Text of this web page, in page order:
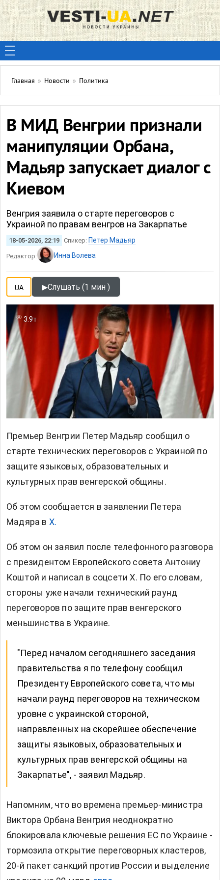
Главная » Новости » Политика
В МИД Венгрии признали
манипуляции Орбана,
Мадьяр запускает диалог с
Киевом
Венгрия заявила о старте переговоров с
Украиной по правам венгров на Закарпатье
18-05-2026, 22:19 Спикер: Петер Мадьяр
Редактор: Инна Волева
UA ▶Слушать (1 мин )
3.9т
Премьер Венгрии Петер Мадьяр сообщил о
старте технических переговоров с Украиной по
защите языковых, образовательных и
культурных прав венгерской общины.
Об этом сообщается в заявлении Петера
Мадяра в X.
Об этом он заявил после телефонного разговора
с президентом Европейского совета Антониу
Коштой и написал в соцсети Х. По его словам,
стороны уже начали технический раунд
переговоров по защите прав венгерского
меньшинства в Украине.
"Перед началом сегодняшнего заседания
правительства я по телефону сообщил
Президенту Европейского совета, что мы
начали раунд переговоров на техническом
уровне с украинской стороной,
направленных на скорейшее обеспечение
защиты языковых, образовательных и
культурных прав венгерской общины на
Закарпатье", - заявил Мадьяр.
Напомним, что во времена премьер-министра
Виктора Орбана Венгрия неоднократно
блокировала ключевые решения ЕС по Украине -
тормозила открытие переговорных кластеров,
20-й пакет санкций против России и выделение